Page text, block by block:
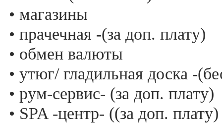
• магазины
• прачечная -(за доп. плату)
• обмен валюты
• утюг/ гладильная доска -
• рум-сервис- (за доп. плату)
• SPA -центр- ((за доп. плату)